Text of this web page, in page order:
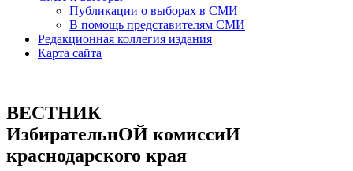
Публикации о выборах в СМИ
В помощь представителям СМИ
Редакционная коллегия издания
Карта сайта
ВЕСТНИК
ИзбирательнОЙ комиссиИ
краснодарского края